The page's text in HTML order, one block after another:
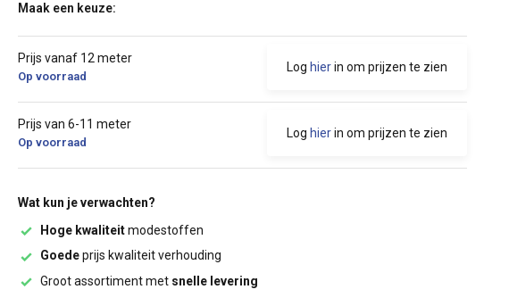
Maak een keuze:
Prijs vanaf 12 meter
Op voorraad
Log hierin om prijzen te zien
Prijs van 6-11 meter
Op voorraad
Log hierin om prijzen te zien
Wat kun je verwachten?
Hoge kwaliteitmodestoffen
Goedeprijs kwaliteit verhouding
Groot assortiment met snelle levering